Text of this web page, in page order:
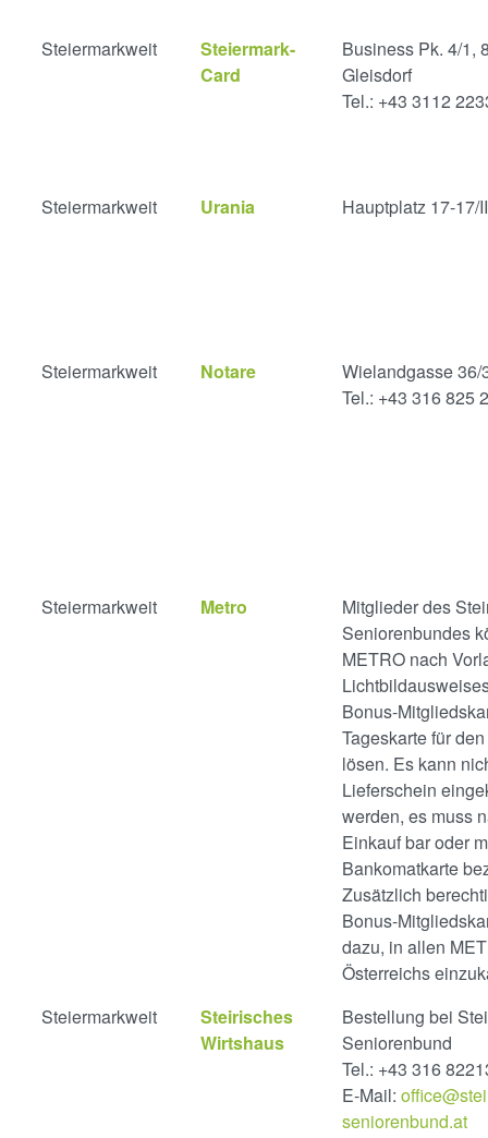
Steiermarkweit
Steiermark-
Card
Business Pk. 4/1,
Gleisdorf
Tel.: +43 3112
Steiermarkweit Urania Hauptplatz 17-17/
Steiermarkweit Notare
Wielandgasse 36/
Tel.: +43 316 825
Steiermarkweit Metro
Mitglieder des
Seniorenbundes
METRO nach
Bonus-
Tageskarte für
lösen. Es kann
Lieferschein
werden, es muss
Einkauf bar oder
Bankomatkarte
Zusätzlich
Bonus-
dazu, in allen
Österreichs
Steiermarkweit
Steirisches
Wirtshaus
Bestellung bei
Seniorenbund
Tel.: +43 316
E-Mail:
seniorenbund.at